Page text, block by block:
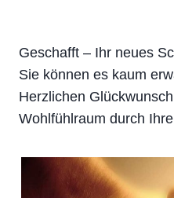
Geschafft – Ihr neues
Sie können es kaum
Herzlichen
Wohlfühlraum durch